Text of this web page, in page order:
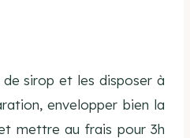
sirop et les disposer à
envelopper bien la
mettre au frais pour 3h